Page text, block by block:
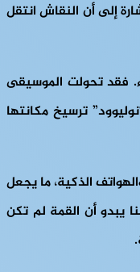
إلى أن النقاش انتقل
فقد تحولت الموسيقى
ترسيخ مكانتها
الذكية، ما يجعل
يبدو أن القمة لم تكن